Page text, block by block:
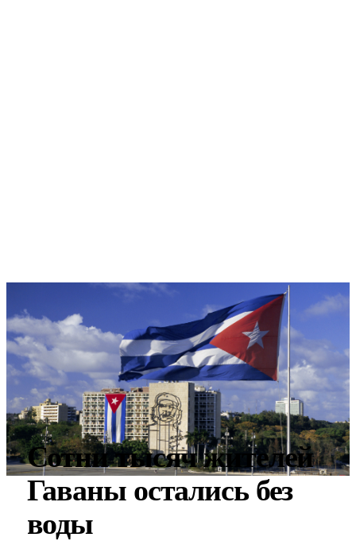
Сотни тысяч жителей
Гаваны остались без
воды